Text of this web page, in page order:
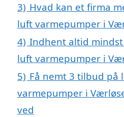
3) Hvad kan et firma
luft varmepumper i
4) Indhent altid
luft varmepumper i
5) Få nemt 3 tilbud på
varmepumper i
ved